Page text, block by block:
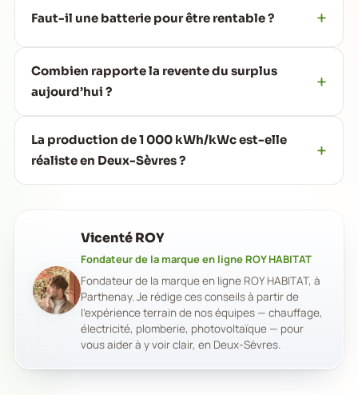
Faut-il une batterie pour être rentable ?
Combien rapporte la revente du surplus
aujourd’hui ?
La production de 1 000 kWh/kWc est-elle
réaliste en Deux-Sèvres ?
Vicenté ROY
Fondateur de la marque en ligne ROY HABITAT
Fondateur de la marque en ligne ROY HABITAT, à
Parthenay. Je rédige ces conseils à partir de
l'expérience terrain de nos équipes — chauffage,
électricité, plomberie, photovoltaïque — pour
vous aider à y voir clair, en Deux-Sèvres.